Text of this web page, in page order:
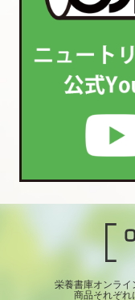
栄養書庫オンライ
商品それぞれ